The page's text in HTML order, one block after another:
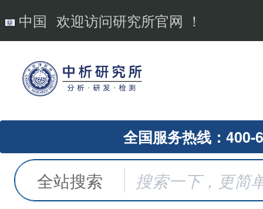
中国 欢迎访问研究所官网 ！
全国服务热线：400-
全站搜索